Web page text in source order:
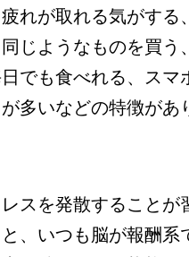
れが取れる気がする
じようなものを買う
でも食べれる、スマ
多いなどの特徴があ
スを発散することが
、いつも脳が報酬系